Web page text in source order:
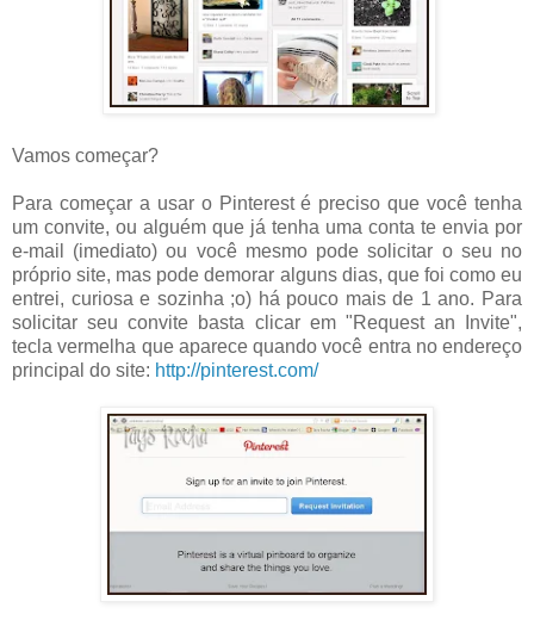
Vamos começar?
Para começar a usar o Pinterest é preciso que você tenha
um convite, ou alguém que já tenha uma conta te envia por
e-mail (imediato) ou você mesmo pode solicitar o seu no
próprio site, mas pode demorar alguns dias, que foi como eu
entrei, curiosa e sozinha ;o) há pouco mais de 1 ano. Para
solicitar seu convite basta clicar em "Request an Invite",
tecla vermelha que aparece quando você entra no endereço
principal do site: http://pinterest.com/